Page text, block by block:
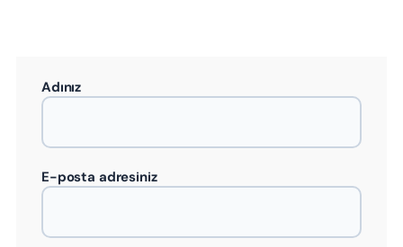
Adınız
E-posta adresiniz